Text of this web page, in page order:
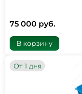
75 000 руб.
В корзину
От 1 дня